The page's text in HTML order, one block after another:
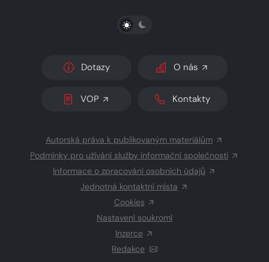
PŘEPNOUT SVĚTLÝ/TMAVÝ REŽIM
Dotazy O nás
VOP Kontakty
Autorská práva k publikovaným materiálům
Podmínky pro užívání služby informační společnosti
Informace o zpracování osobních údajů
Jednotná kontaktní místa
Cookies
Nastavení soukromí
Inzerce
Redakce